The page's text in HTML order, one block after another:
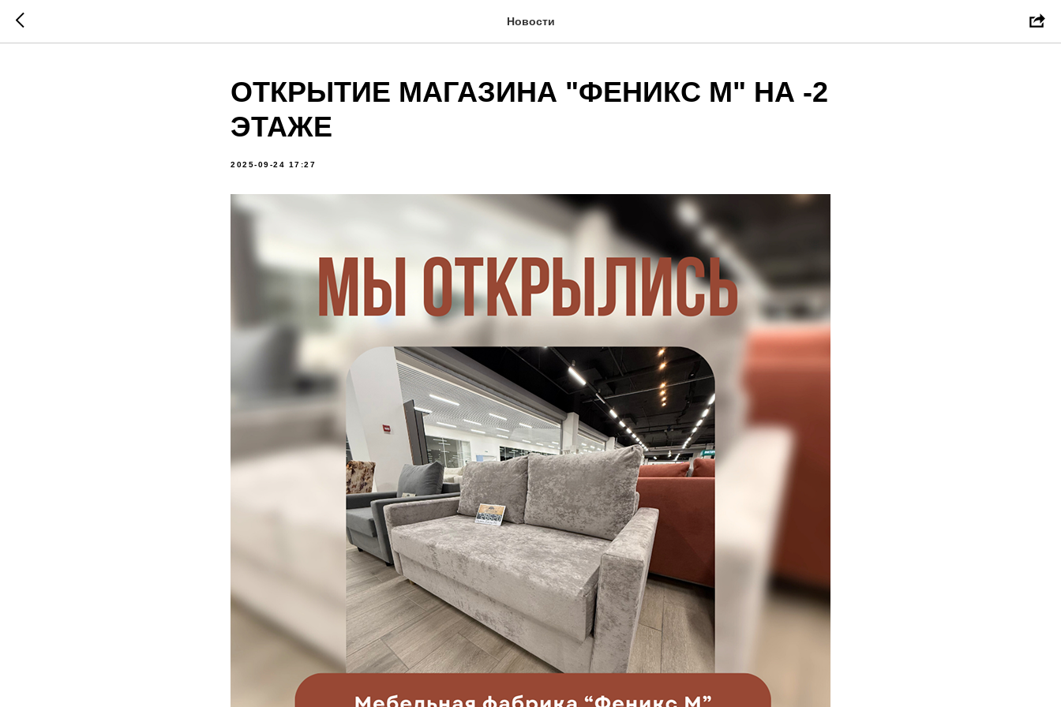
Новости
ОТКРЫТИЕ МАГАЗИНА "ФЕНИКС М" НА -2
ЭТАЖЕ
2025-09-24 17:27